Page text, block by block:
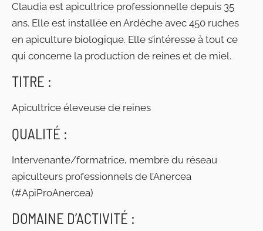
Claudia est apicultrice professionnelle depuis 35
ans. Elle est installée en Ardèche avec 450 ruches
en apiculture biologique. Elle s’intéresse à tout ce
qui concerne la production de reines et de miel.
TITRE :
Apicultrice éleveuse de reines
QUALITÉ :
Intervenante/formatrice, membre du réseau
apiculteurs professionnels de l’Anercea
(#ApiProAnercea)
DOMAINE D’ACTIVITÉ :